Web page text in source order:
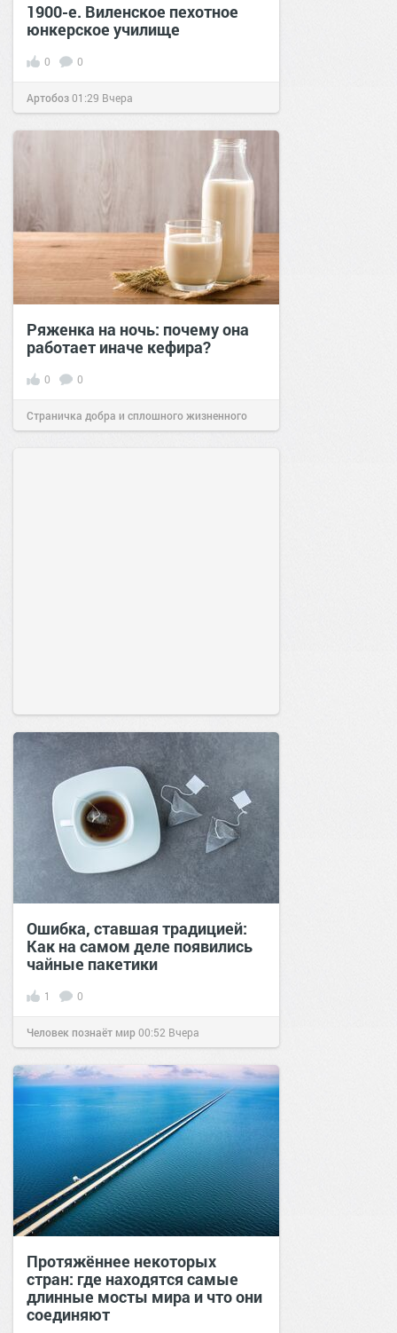
1900-е. Виленское пехотное
юнкерское училище
0 0
Артобоз01:29 Вчера
Ряженка на ночь: почему она
работает иначе кефира?
0 0
Страничка добра и сплошного жизненного
Ошибка, ставшая традицией:
Как на самом деле появились
чайные пакетики
1 0
Человек познаёт мир00:52 Вчера
Протяжённее некоторых
стран: где находятся самые
длинные мосты мира и что они
соединяют